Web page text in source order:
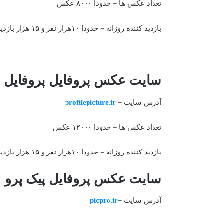
تعداد عکس ها = حدودا ۸۰۰۰ عکس
بازدید کننده روزانه = حدودا ۱۰هزار نفر و ۱۵ هزار بازدید
سایت عکس پروفایل پروفایل
آدرس سایت =
تعداد عکس ها = حدودا ۱۲۰۰۰ عکس
بازدید کننده روزانه = حدودا ۱۰هزار نفر و ۱۵ هزار بازدید
سایت عکس پروفایل پیک پرو
آدرس سایت =picpro.ir